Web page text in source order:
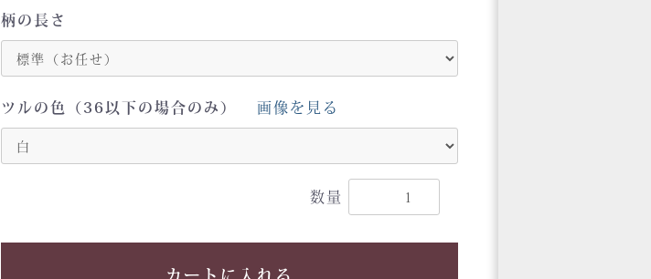
柄の長さ
ツルの色（36以下の場合のみ） 画像を見る
数量